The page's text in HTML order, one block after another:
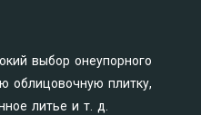
выбор онеупорного
облицовочную плитку,
литье и т. д.